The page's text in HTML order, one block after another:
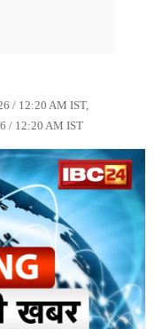
/ 12:20 AM IST,
/ 12:20 AM IST